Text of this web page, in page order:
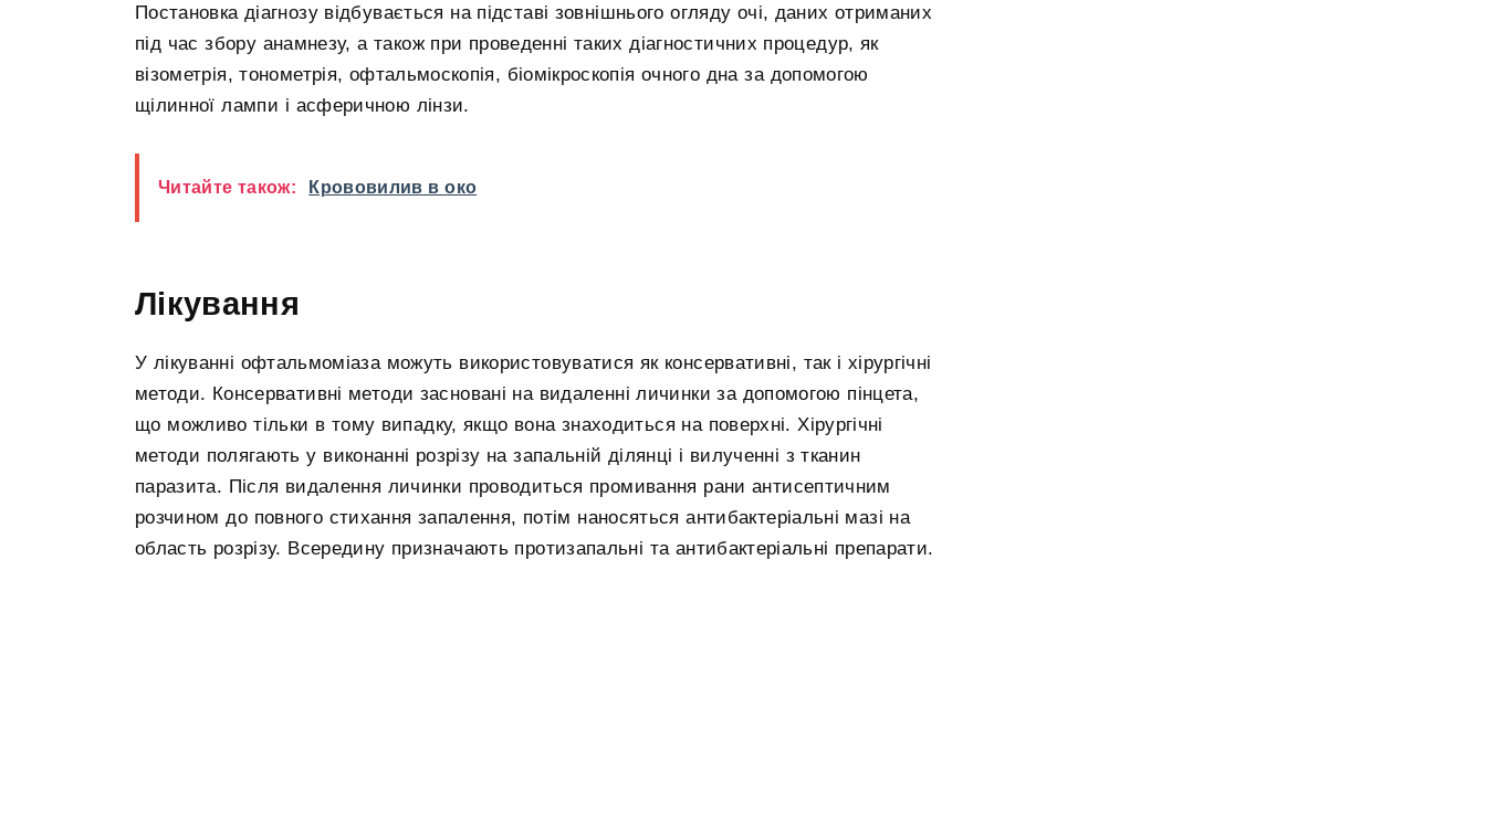
Постановка діагнозу відбувається на підставі зовнішнього огляду очі, даних отриманих
під час збору анамнезу, а також при проведенні таких діагностичних процедур, як
візометрія, тонометрія, офтальмоскопія, біомікроскопія очного дна за допомогою
щілинної лампи і асферичною лінзи.
Читайте також: Крововилив в око
Лікування
У лікуванні офтальмоміаза можуть використовуватися як консервативні, так і хірургічні
методи. Консервативні методи засновані на видаленні личинки за допомогою пінцета,
що можливо тільки в тому випадку, якщо вона знаходиться на поверхні. Хірургічні
методи полягають у виконанні розрізу на запальній ділянці і вилученні з тканин
паразита. Після видалення личинки проводиться промивання рани антисептичним
розчином до повного стихання запалення, потім наносяться антибактеріальні мазі на
область розрізу. Всередину призначають протизапальні та антибактеріальні препарати.